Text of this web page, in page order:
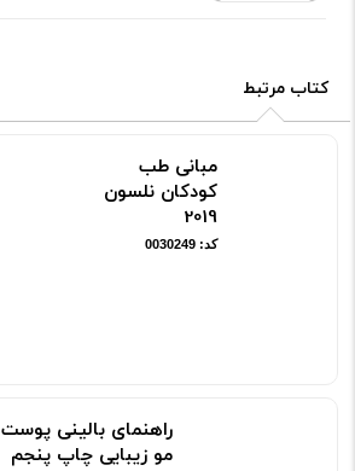
کتاب مرتبط
مبانی طب
کودکان نلسون
2019
کد: 0030249
راهنمای بالینی پوست
مو زیبایی چاپ پنجم